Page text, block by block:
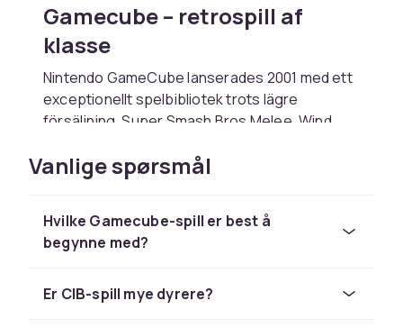
Gamecube – retrospill af
klasse
Nintendo GameCube lanserades 2001 med ett
exceptionellt spelbibliotek trots lägre
försäljning. Super Smash Bros Melee, Wind
legendariska. Spelpriser stiger stadigt.
Blant de mest hyldte spillene til Gamecube
finner du Super Smash Bros Melee, Zelda:
Luigi s Mansion.
Vanlige spørsmål
Hvilke Gamecube-spill er best å
begynne med?
Er CIB-spill mye dyrere?